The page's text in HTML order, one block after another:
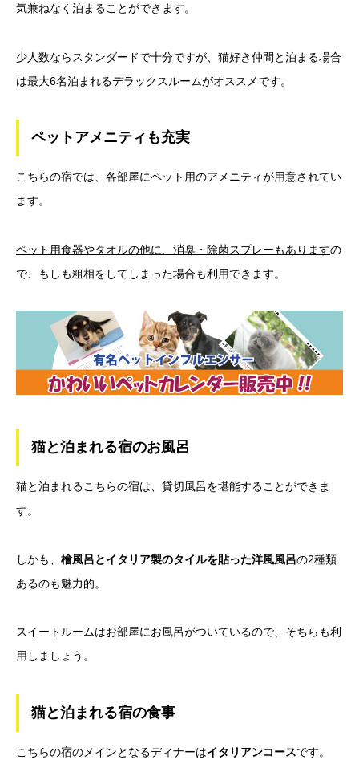
気兼ねなく泊まることができます。
少人数ならスタンダードで十分ですが、猫好き仲間と泊まる場合
は最大6名泊まれるデラックスルームがオススメです。
ペットアメニティも充実
こちらの宿では、各部屋にペット用のアメニティが用意されてい
ます。
ペット用食器やタオルの他に、消臭・除菌スプレーもありますの
で、もしも粗相をしてしまった場合も利用できます。
猫と泊まれる宿のお風呂
猫と泊まれるこちらの宿は、貸切風呂を堪能することができま
す。
しかも、 檜風呂とイタリア製のタイルを貼った洋風風呂の2種類
あるのも魅力的。
スイートルームはお部屋にお風呂がついているので、そちらも利
用しましょう。
猫と泊まれる宿の食事
こちらの宿のメインとなるディナーはイタリアンコースです。